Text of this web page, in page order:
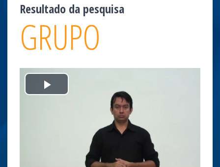
Resultado da pesquisa
GRUPO
Play